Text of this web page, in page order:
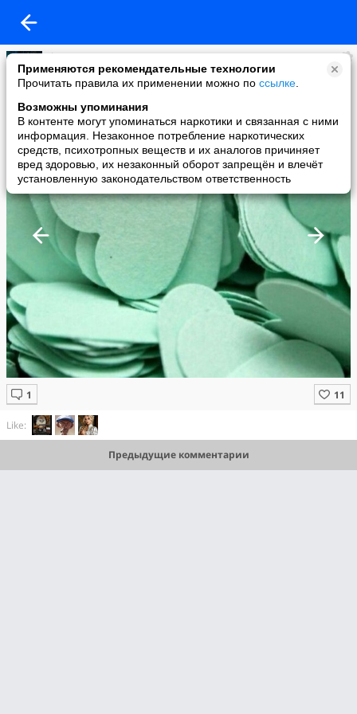
Применяются рекомендательные технологии
Прочитать правила их применении можно по ссылке
Возможны упоминания
В контенте могут упоминаться наркотики и связанная с ними
информация. Незаконное потребление наркотических
средств, психотропных веществ и их аналогов причиняет
вред здоровью, их незаконный оборот запрещён и влечёт
установленную законодательством ответственность
♕Доми Медуза
added a photo
19 Mar в 07:07
Like:
Предыдущие комментарии